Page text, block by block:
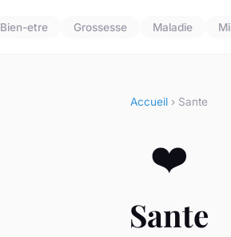
Bien-etre Grossesse Maladie
Accueil› Sante
❤️
Sante